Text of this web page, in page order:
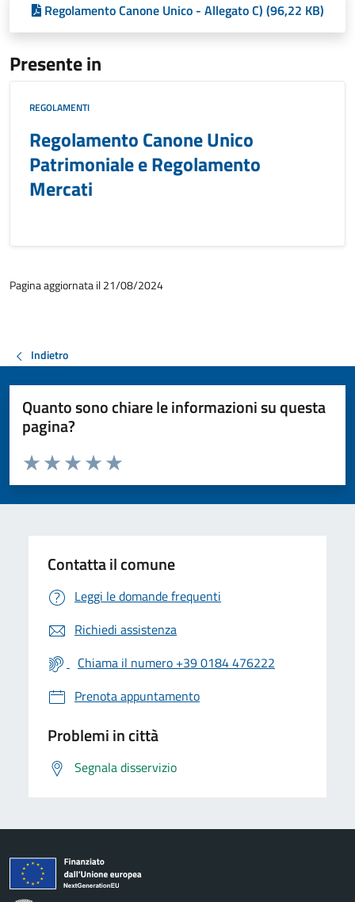
Regolamento Canone Unico - Allegato C) (96,22 KB)
Presente in
REGOLAMENTI
Regolamento Canone Unico
Patrimoniale e Regolamento
Mercati
Pagina aggiornata il 21/08/2024
Indietro
Quanto sono chiare le informazioni su questa
pagina?
Valuta da 1 a 5 stelle la pagina
Valuta 5 stelle su 5
Valuta 4 stelle su 5
Valuta 3 stelle su 5
Valuta 2 stelle su 5
Valuta 1 stelle su 5
Contatta il comune
Leggi le domande frequenti
Richiedi assistenza
Chiama il numero +39 0184 476222
Prenota appuntamento
Problemi in città
Segnala disservizio